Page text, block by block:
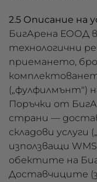
2.5 Описание на
БигАрена ЕООД
технологични
приемането,
(„фулфилмънт")
Поръчки от
страни —
складови услуги
използващи
обектите на
Доставчиците